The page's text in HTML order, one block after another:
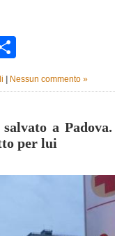
Nessun commento »
a
per lui